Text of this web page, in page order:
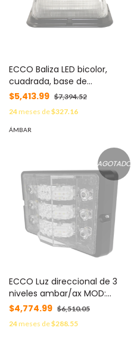
ECCO Baliza LED bicolor,
cuadrada, base de
polipropileno reforzado, perfil
patrones de destello, lente
transparente, iluminación
$5,413.99 $7,394.52
24meses de$327.16
ÁMBAR
AGOTADO
ECCO Luz direccional de 3
niveles ambar/ax MOD:
ED3779AB
$4,774.99 $6,510.05
24meses de$288.55